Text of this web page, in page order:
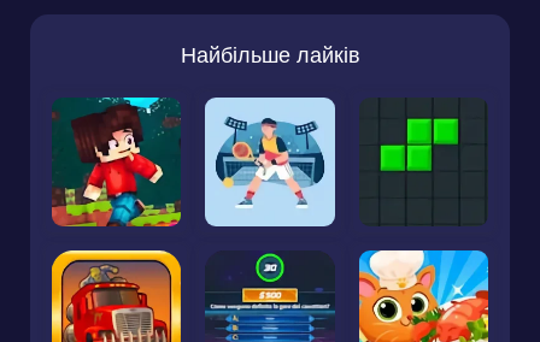
Найбільше лайків